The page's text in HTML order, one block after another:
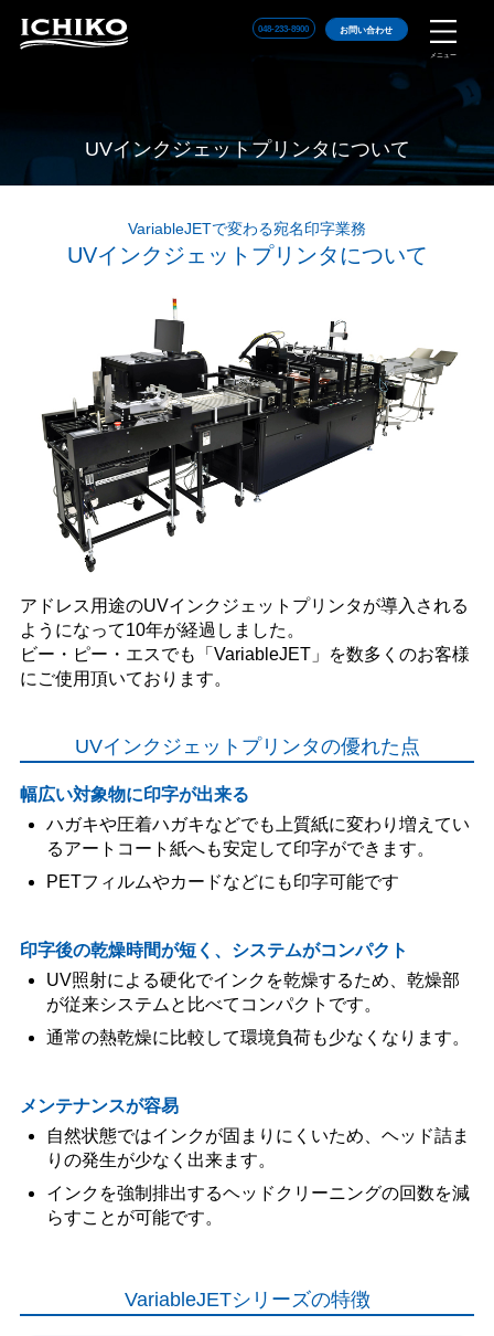
048-233-8900 お問い合わせ
メニュー
UVインクジェットプリンタについて
VariableJETで変わる宛名印字業務
UVインクジェットプリンタについて
アドレス用途のUVインクジェットプリンタが導入される
ようになって10年が経過しました。
ビー・ピー・エスでも「VariableJET」を数多くのお客様
にご使用頂いております。
UVインクジェットプリンタの優れた点
幅広い対象物に印字が出来る
ハガキや圧着ハガキなどでも上質紙に変わり増えてい
るアートコート紙へも安定して印字ができます。
PETフィルムやカードなどにも印字可能です
印字後の乾燥時間が短く、システムがコンパクト
UV照射による硬化でインクを乾燥するため、乾燥部
が従来システムと比べてコンパクトです。
通常の熱乾燥に比較して環境負荷も少なくなります。
メンテナンスが容易
自然状態ではインクが固まりにくいため、ヘッド詰ま
りの発生が少なく出来ます。
インクを強制排出するヘッドクリーニングの回数を減
らすことが可能です。
VariableJETシリーズの特徴